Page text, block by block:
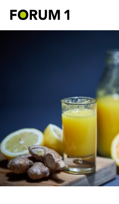
Donnerstag
DONNERSTAG
Freitag
FREITAG
Samstag
SAMSTAG